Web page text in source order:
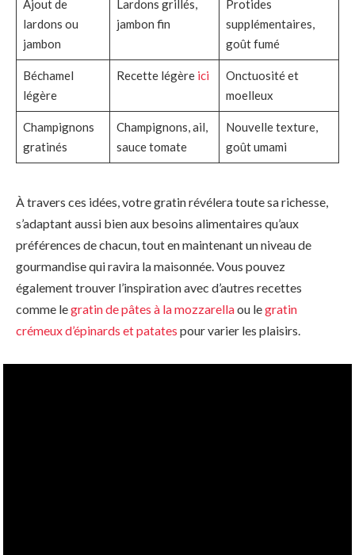
Ajout de
lardons ou
jambon
Lardons grillés,
jambon fin
Protides
supplémentaires,
goût fumé
Béchamel
légère
Recette légère ici
Onctuosité et
moelleux
Champignons
gratinés
Champignons, ail,
sauce tomate
Nouvelle texture,
goût umami
À travers ces idées, votre gratin révélera toute sa richesse,
s’adaptant aussi bien aux besoins alimentaires qu’aux
préférences de chacun, tout en maintenant un niveau de
gourmandise qui ravira la maisonnée. Vous pouvez
également trouver l’inspiration avec d’autres recettes
comme legratin de pâtes à la mozzarellaou legratin
crémeux d’épinards et patates pour varier les plaisirs.